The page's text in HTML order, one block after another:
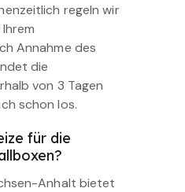
regeln wir
Annahme des
die
von 3 Tagen
schon los.
für die
Anhalt bietet